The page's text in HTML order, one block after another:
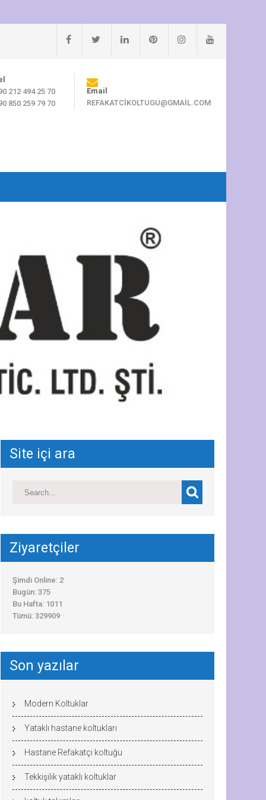
212 494 25 70
850 259 79 70
Email
REFAKATCIKOLTUGU@GMAIL.COM
Site içi ara
Ziyaretçiler
Şimdi Online: 2
Bugün: 375
Bu Hafta: 1011
Tümü: 329909
Son yazılar
Modern Koltuklar
Yataklı hastane koltukları
Hastane Refakatçi koltuğu
Tekkişilik yataklı koltuklar